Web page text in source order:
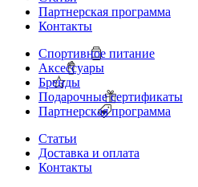
Партнерская программа
Контакты
Спортивное питание
Аксессуары
Бренды
Подарочные сертификаты
Партнерская программа
Статьи
Доставка и оплата
Контакты